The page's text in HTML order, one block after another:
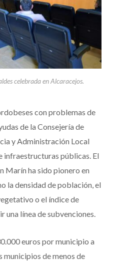
celebrada en Alcaracejos.
con problemas de
de la Consejería de
y Administración Local
infraestructuras públicas. El
Marín ha sido pionero en
la densidad de población, el
o el índice de
línea de subvenciones.
euros por municipio a
municipios de menos de